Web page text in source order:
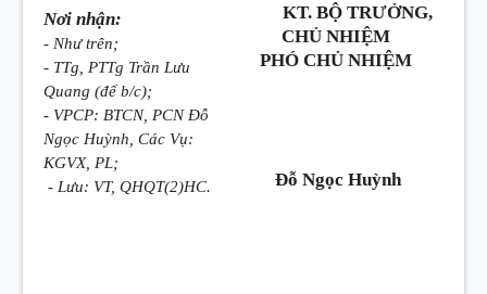
Nơi nhận:
- Như trên;
- TTg, PTTg Trần Lưu
Quang (để b/c);
- VPCP: BTCN, PCN Đỗ
Ngọc Huỳnh, Các Vụ:
KGVX, PL;
- Lưu: VT, QHQT(2)HC.
KT. BỘ TRƯỞNG,
CHỦ NHIỆM
PHÓ CHỦ NHIỆM
Đỗ Ngọc Huỳnh